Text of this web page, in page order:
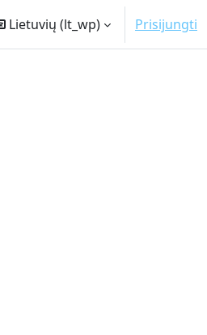
Lietuvių ‎(lt_wp)‎ Prisijungti